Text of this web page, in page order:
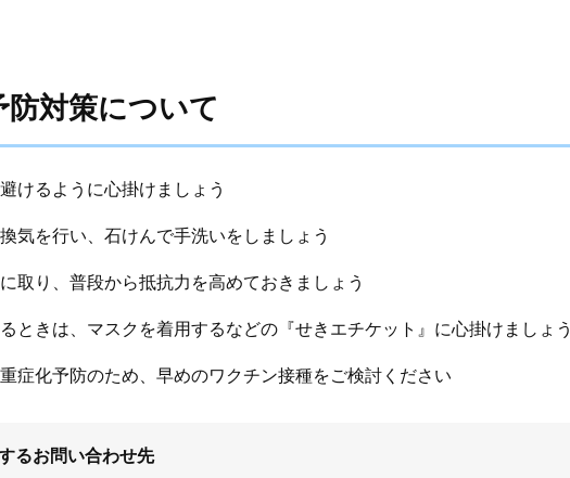
対策について
けるように心掛けましょう
気を行い、石けんで手洗いをしましょう
取り、普段から抵抗力を高めておきましょう
ときは、マスクを着用するなどの『せきエチケット』に心掛けましょう
症化予防のため、早めのワクチン接種をご検討ください
るお問い合わせ先